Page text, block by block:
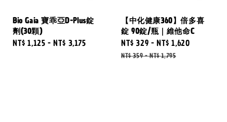
Bio Gaia 寶乖亞D-Plus錠
劑(30顆)
Regular
NT$ 1,125 -NT$ 3,175
【中化健康360】倍多喜
錠 90錠/瓶｜維他命C
Sale
price
NT$ 329 -NT$ 1,620
NT$ 359-NT$ 1,795